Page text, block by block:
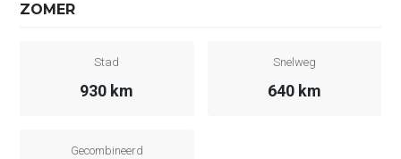
ZOMER
Stad
930 km
Snelweg
640 km
Gecombineerd